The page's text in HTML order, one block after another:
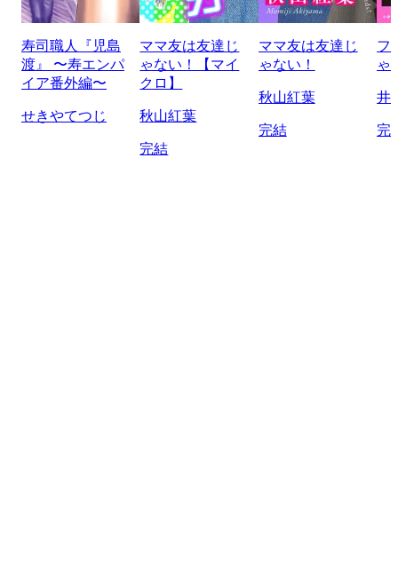
寿司職人『児島
渡』 〜寿エンパ
イア番外編〜
せきやてつじ
ママ友は友達じ
ゃない！【マイ
クロ】
秋山紅葉
完結
ママ友は友達じ
ゃない！
秋山紅葉
完結
フ
ゃ
井
完